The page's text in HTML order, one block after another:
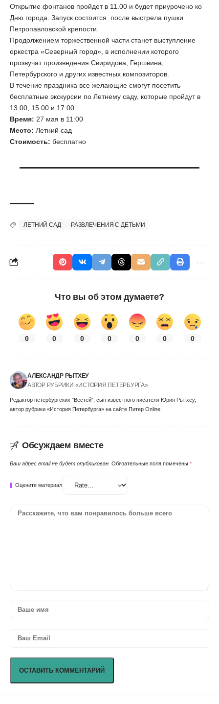
Открытие фонтанов пройдет в 11.00 и будет приурочено ко
Дню города. Запуск состоится после выстрела пушки
Петропавловской крепости.
Продолжением торжественной части станет выступление
оркестра «Северный город», в исполнении которого
прозвучат произведения Свиридова, Гершвина,
Петербурского и других известных композиторов.
В течение праздника все желающие смогут посетить
бесплатные экскурсии по Летнему саду, которые пройдут в
13.00, 15.00 и 17.00.
Время: 27 мая в 11:00
Место: Летний сад
Стоимость: бесплатно
ЛЕТНИЙ САД РАЗВЛЕЧЕНИЯ С ДЕТЬМИ
Что вы об этом думаете?
0 0 0 0 0 0 0
АЛЕКСАНДР РЫТХЕУ
АВТОР РУБРИКИ «ИСТОРИЯ ПЕТЕРБУРГА»
Редактор петербургских "Вестей", сын известного писателя Юрия Рытхеу,
автор рубрики «История Петербурга» на сайте Питер Online.
Обсуждаем вместе
Ваш адрес email не будет опубликован. Обязательные поля помечены *
Оцените материал